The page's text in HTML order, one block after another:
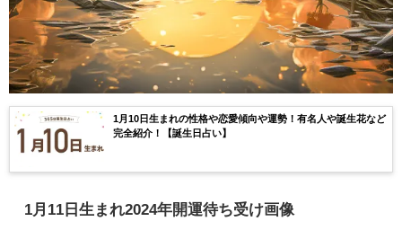
1月10日生まれの性格や恋愛傾向や運勢！有名人や誕生花など
完全紹介！【誕生日占い】
1月11日生まれ2024年開運待ち受け画像